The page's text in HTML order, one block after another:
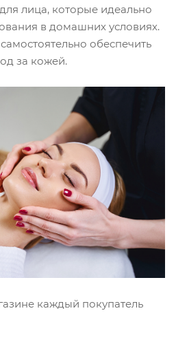
лица, которые идеально
в домашних условиях.
обеспечить
за кожей.
каждый покупатель